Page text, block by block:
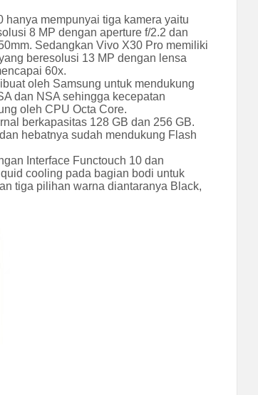
mempunyai tiga kamera yaitu
8 MP dengan aperture f/2.2 dan
Sedangkan Vivo X30 Pro memiliki
beresolusi 13 MP dengan lensa
60x.
oleh Samsung untuk mendukung
dan NSA sehingga kecepatan
oleh CPU Octa Core.
berkapasitas 128 GB dan 256 GB.
hebatnya sudah mendukung Flash
Interface Functouch 10 dan
cooling pada bagian bodi untuk
tiga pilihan warna diantaranya Black,